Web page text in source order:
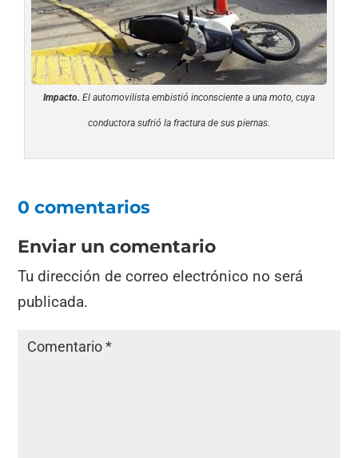
Impacto. El automovilista embistió inconsciente a una moto, cuya
conductora sufrió la fractura de sus piernas.
0 comentarios
Enviar un comentario
Tu dirección de correo electrónico no será
publicada.